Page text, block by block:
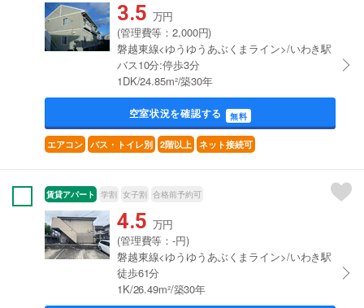
3.5 万円
(管理費等：2,000円)
磐越東線<ゆうゆうあぶくまライン>/いわき駅
バス10分:停歩3分
1DK/24.85m²/築30年
空室状況を確認する 無料
エアコン バス・トイレ別 2階以上 ネット接続可
賃貸アパート 学割 女子割 合格前予約可
4.5 万円
(管理費等：-円)
磐越東線<ゆうゆうあぶくまライン>/いわき駅
徒歩61分
1K/26.49m²/築30年